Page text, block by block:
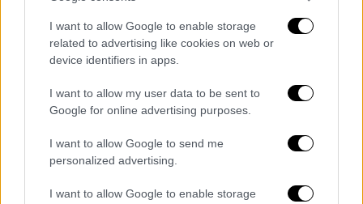
I want to allow Google to enable storage
related to advertising like cookies on web or
device identifiers in apps.
I want to allow my user data to be sent to
Google for online advertising purposes.
I want to allow Google to send me
personalized advertising.
I want to allow Google to enable storage
έβλεπε ότι είχα αίματα και έλεγε "άνοιξε τα
μάτια σου, μην τα κλείνεις, μείνε μαζί μου",
μέχρι να έρθει η Αστυνομία
18χρονος. Ο δεύτερος φίλος του
κυνήγησε
τους δράστεςκαι μάλιστα κατάφερε να
Παράλληλα ευχαρίστησε τους